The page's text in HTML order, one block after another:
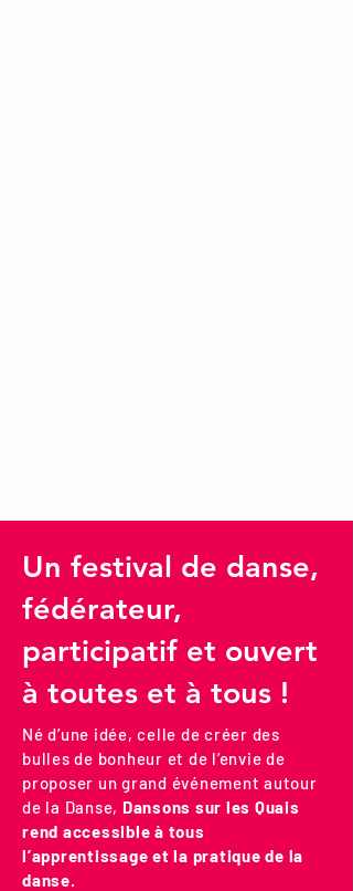
Un festival de danse,
fédérateur,
participatif et ouvert
à toutes et à tous !
Né d’une idée, celle de créer des
bulles de bonheur et de l’envie de
proposer un grand événement autour
de la Danse, Dansons sur les Quais
rend accessible à tous
l’apprentissage et la pratique de la
danse.